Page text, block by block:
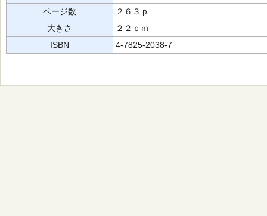
ページ数
２６３ｐ
大きさ
２２ｃｍ
ISBN
4-7825-2038-7